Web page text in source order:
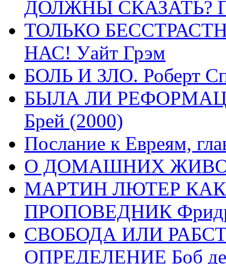
ДОЛЖНЫ СКАЗАТЬ?
ТОЛЬКО
НАС! Уайт Грэм
БОЛЬ И ЗЛО. Роберт
БЫЛА ЛИ
Брей (2000)
Послание к Евреям,
О ДОМАШНИХ
МАРТИН ЛЮТЕР
ПРОПОВЕДНИК
СВОБОДА ИЛИ
ОПРЕДЕЛЕНИЕ Боб де